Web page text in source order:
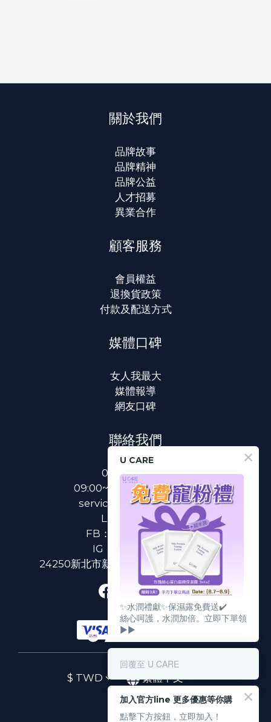
關於我們
品牌故事
品牌精神
品牌公益
人才招募
異業合作
顧客服務
會員權益
退換貨政策
付款及配送方式
媒體口碑
女人我最大
媒體報導
網友口碑
聯絡我們
0800-233-233
09:00~18:00(國定假日除外)
service@u-care.com.tw
LINE：
@ucare
FB：
U CARE 美麗粉專
IG：
ucare.tw2002
24250新北市新莊區新北大道二段312號3樓
$ TWD 繁體中文
U CARE
✨水潤禮獻✨保濕露免費送✔️
絲心呵護，水潤加倍。立即下單領
▶▶
回覆至 U CARE
加入官方line 更多優惠等你購
點擊下方按鈕，立即加入！